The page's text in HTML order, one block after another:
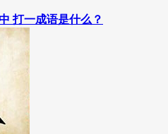
打一成语是什么？